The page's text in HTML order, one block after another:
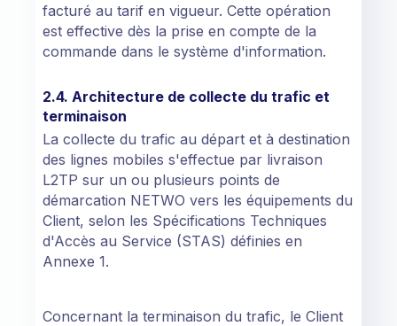
facturé au tarif en vigueur. Cette opération
est effective dès la prise en compte de la
commande dans le système d'information.
2.4. Architecture de collecte du trafic et
terminaison
La collecte du trafic au départ et à destination
des lignes mobiles s'effectue par livraison
L2TP sur un ou plusieurs points de
démarcation NETWO vers les équipements du
Client, selon les Spécifications Techniques
d'Accès au Service (STAS) définies en
Annexe 1.
Concernant la terminaison du trafic, le Client